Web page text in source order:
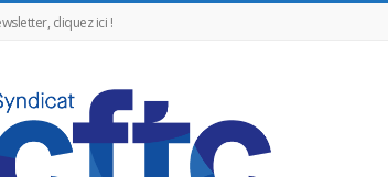
cliquez ici !